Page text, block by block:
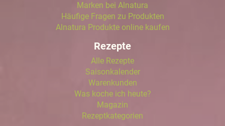
Marken bei Alnatura
Häufige Fragen zu Produkten
Alnatura Produkte online kaufen
Rezepte
Alle Rezepte
Saisonkalender
Warenkunden
Was koche ich heute?
Magazin
Rezeptkategorien